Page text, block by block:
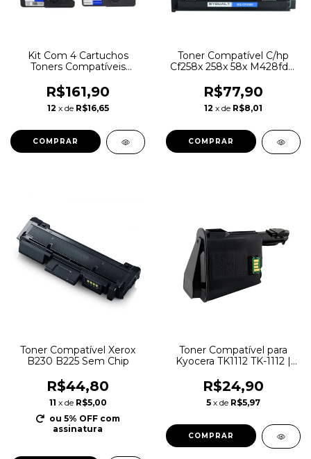
Kit Com 4 Cartuchos
Toners Compatíveis
R$161,90
12 x de R$16,65
Toner Compatível C/hp
Cf258x 258x 58x M428fdw
Preto
R$77,90
12 x de R$8,01
COMPRAR
Toner Compatível Xerox
B230 B225 Sem Chip
R$44,80
11 x de R$5,00
ou 5% OFF com
assinatura
Toner Compatível para
Kyocera TK1112 TK-1112 |
R$24,90
5 x de R$5,97